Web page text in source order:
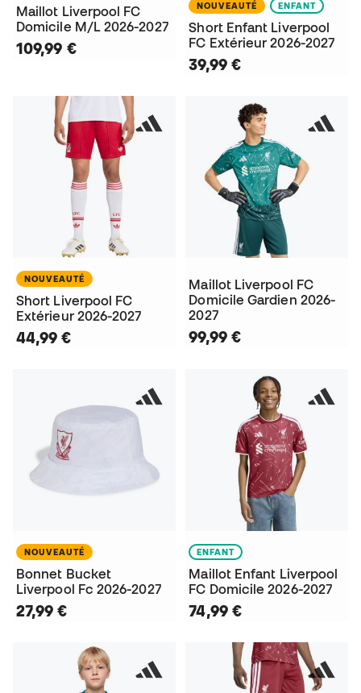
Maillot Liverpool FC
Domicile M/L 2026-2027
109,99 €
NOUVEAUTÉ ENFANT
Short Enfant Liverpool
FC Extérieur 2026-2027
39,99 €
NOUVEAUTÉ
Short Liverpool FC
Extérieur 2026-2027
44,99 €
Maillot Liverpool FC
Domicile Gardien 2026-
2027
99,99 €
NOUVEAUTÉ
Bonnet Bucket
Liverpool Fc 2026-2027
27,99 €
ENFANT
Maillot Enfant Liverpool
FC Domicile 2026-2027
74,99 €